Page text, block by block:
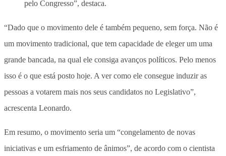
pelo Congresso”, destaca.
“Dado que o movimento dele é também pequeno, sem força. Não é
um movimento tradicional, que tem capacidade de eleger um uma
grande bancada, na qual ele consiga avanços políticos. Pelo menos
isso é o que está posto hoje. A ver como ele consegue induzir as
pessoas a votarem mais nos seus candidatos no Legislativo”,
acrescenta Leonardo.
Em resumo, o movimento seria um “congelamento de novas
iniciativas e um esfriamento de ânimos”, de acordo com o cientista